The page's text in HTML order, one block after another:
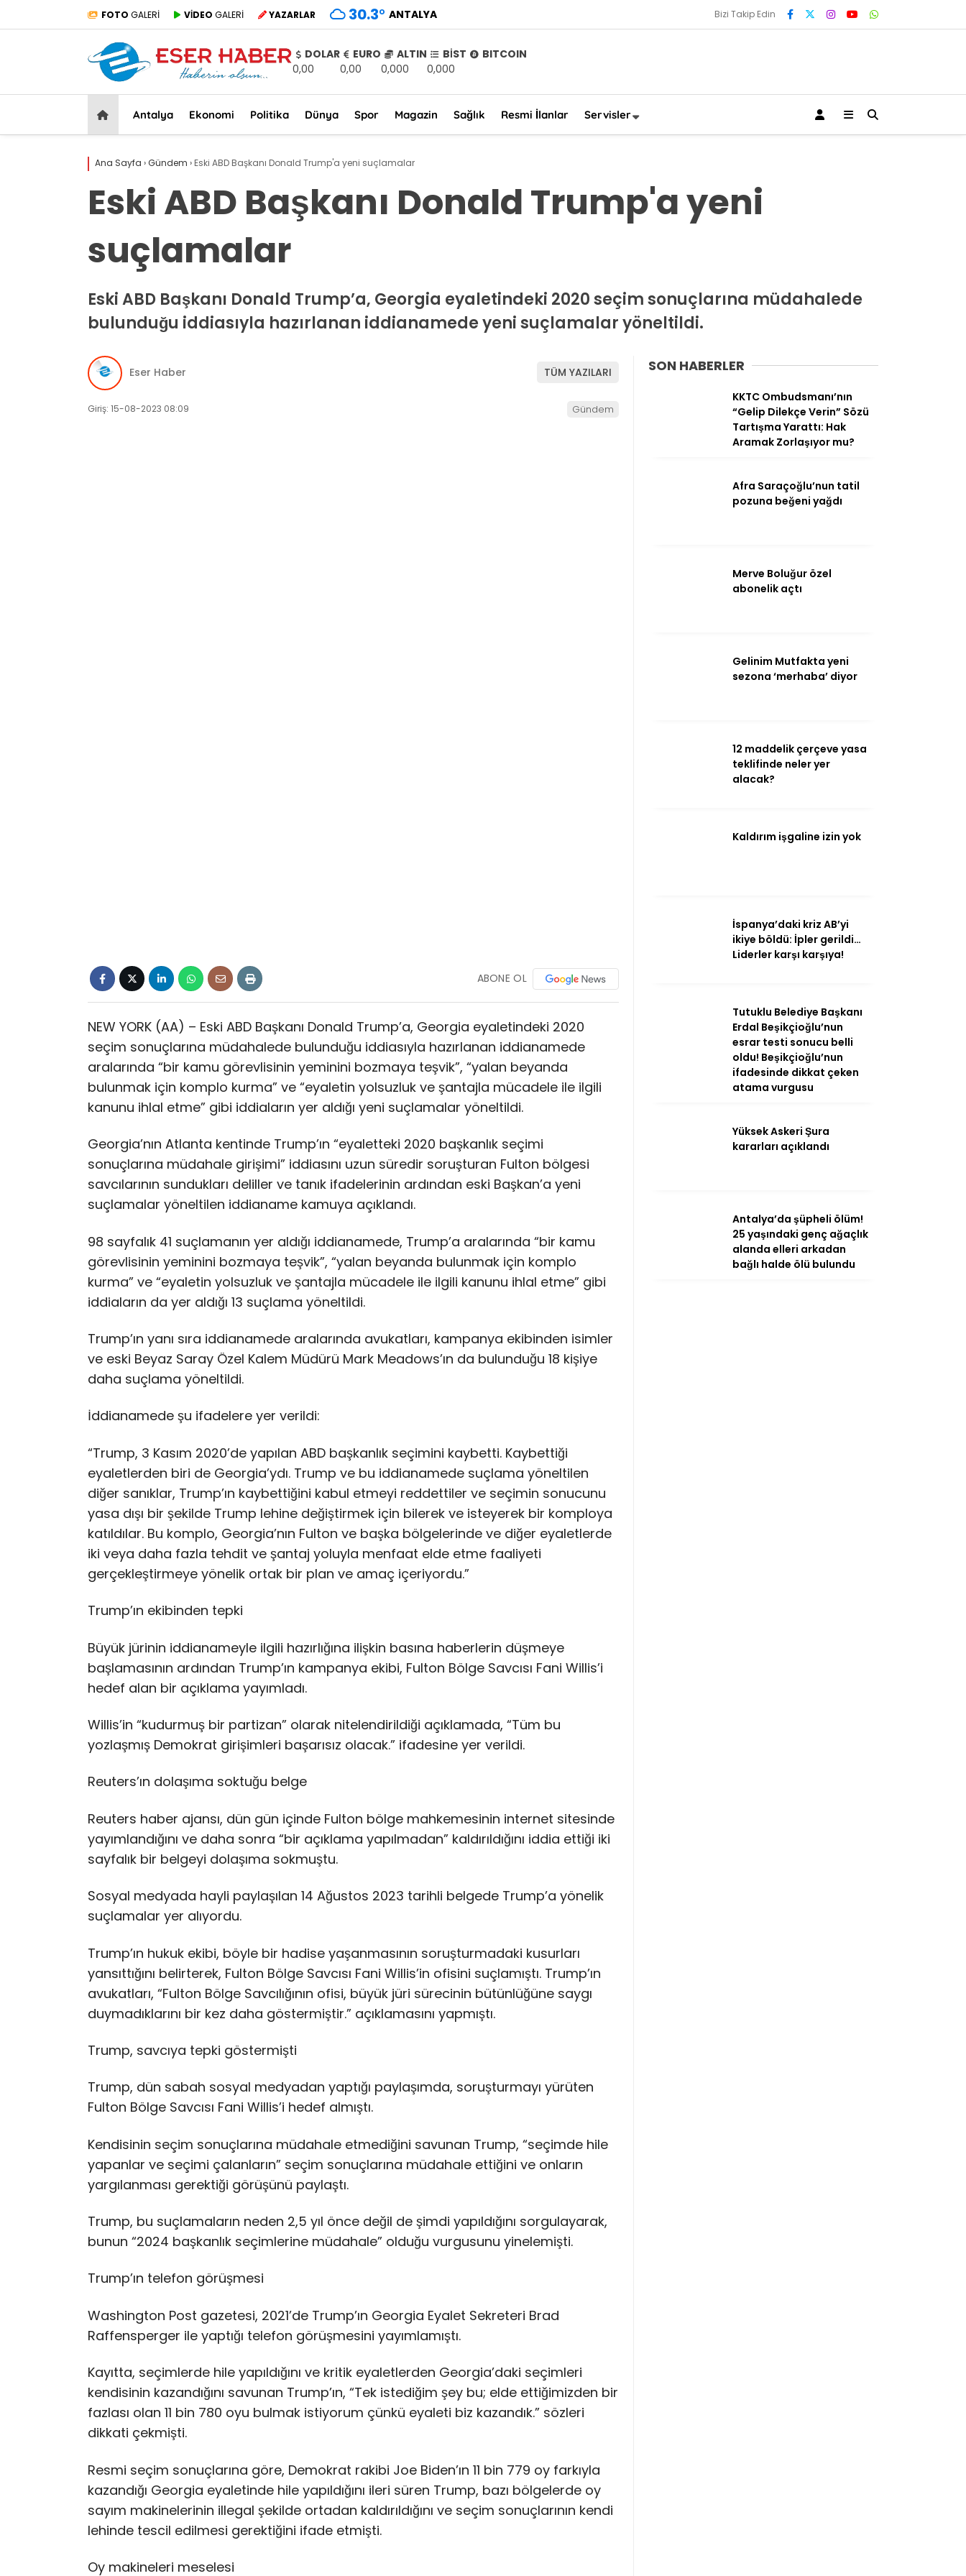
Dünya
Spor
Sağlık
Instagram
FOTO GALERİ VİDEO GALERİ YAZARLAR 30.3° ANTALYA Bizi Takip Edin
DOLAR
0,00
EURO
0,00
ALTIN
0,000
BİST
0,000
BITCOIN
Antalya Ekonomi Politika Dünya Spor Magazin Sağlık Resmi İlanlar Servisler
Ana Sayfa ›Gündem › Eski ABD Başkanı Donald Trump'a yeni suçlamalar
Eski ABD Başkanı Donald Trump'a yeni
suçlamalar
Eski ABD Başkanı Donald Trump’a, Georgia eyaletindeki 2020 seçim sonuçlarına müdahalede
bulunduğu iddiasıyla hazırlanan iddianamede yeni suçlamalar yöneltildi.
Eser Haber TÜM YAZILARI
Giriş: 15-08-2023 08:09 Gündem
ABONE OL
NEW YORK (AA) – Eski ABD Başkanı Donald Trump’a, Georgia eyaletindeki 2020
seçim sonuçlarına müdahalede bulunduğu iddiasıyla hazırlanan iddianamede
aralarında “bir kamu görevlisinin yeminini bozmaya teşvik”, “yalan beyanda
bulunmak için komplo kurma” ve “eyaletin yolsuzluk ve şantajla mücadele ile ilgili
kanunu ihlal etme” gibi iddiaların yer aldığı yeni suçlamalar yöneltildi.
Georgia’nın Atlanta kentinde Trump’ın “eyaletteki 2020 başkanlık seçimi
sonuçlarına müdahale girişimi” iddiasını uzun süredir soruşturan Fulton bölgesi
savcılarının sundukları deliller ve tanık ifadelerinin ardından eski Başkan’a yeni
suçlamalar yöneltilen iddianame kamuya açıklandı.
98 sayfalık 41 suçlamanın yer aldığı iddianamede, Trump’a aralarında “bir kamu
görevlisinin yeminini bozmaya teşvik”, “yalan beyanda bulunmak için komplo
kurma” ve “eyaletin yolsuzluk ve şantajla mücadele ile ilgili kanunu ihlal etme” gibi
iddiaların da yer aldığı 13 suçlama yöneltildi.
Trump’ın yanı sıra iddianamede aralarında avukatları, kampanya ekibinden isimler
ve eski Beyaz Saray Özel Kalem Müdürü Mark Meadows’ın da bulunduğu 18 kişiye
daha suçlama yöneltildi.
İddianamede şu ifadelere yer verildi:
“Trump, 3 Kasım 2020’de yapılan ABD başkanlık seçimini kaybetti. Kaybettiği
eyaletlerden biri de Georgia’ydı. Trump ve bu iddianamede suçlama yöneltilen
diğer sanıklar, Trump’ın kaybettiğini kabul etmeyi reddettiler ve seçimin sonucunu
yasa dışı bir şekilde Trump lehine değiştirmek için bilerek ve isteyerek bir komploya
katıldılar. Bu komplo, Georgia’nın Fulton ve başka bölgelerinde ve diğer eyaletlerde
iki veya daha fazla tehdit ve şantaj yoluyla menfaat elde etme faaliyeti
gerçekleştirmeye yönelik ortak bir plan ve amaç içeriyordu.”
Trump’ın ekibinden tepki
Büyük jürinin iddianameyle ilgili hazırlığına ilişkin basına haberlerin düşmeye
başlamasının ardından Trump’ın kampanya ekibi, Fulton Bölge Savcısı Fani Willis’i
hedef alan bir açıklama yayımladı.
Willis’in “kudurmuş bir partizan” olarak nitelendirildiği açıklamada, “Tüm bu
yozlaşmış Demokrat girişimleri başarısız olacak.” ifadesine yer verildi.
Reuters’ın dolaşıma soktuğu belge
Reuters haber ajansı, dün gün içinde Fulton bölge mahkemesinin internet sitesinde
yayımlandığını ve daha sonra “bir açıklama yapılmadan” kaldırıldığını iddia ettiği iki
sayfalık bir belgeyi dolaşıma sokmuştu.
Sosyal medyada hayli paylaşılan 14 Ağustos 2023 tarihli belgede Trump’a yönelik
suçlamalar yer alıyordu.
Trump’ın hukuk ekibi, böyle bir hadise yaşanmasının soruşturmadaki kusurları
yansıttığını belirterek, Fulton Bölge Savcısı Fani Willis’in ofisini suçlamıştı. Trump’ın
avukatları, “Fulton Bölge Savcılığının ofisi, büyük jüri sürecinin bütünlüğüne saygı
duymadıklarını bir kez daha göstermiştir.” açıklamasını yapmıştı.
Trump, savcıya tepki göstermişti
Trump, dün sabah sosyal medyadan yaptığı paylaşımda, soruşturmayı yürüten
Fulton Bölge Savcısı Fani Willis’i hedef almıştı.
Kendisinin seçim sonuçlarına müdahale etmediğini savunan Trump, “seçimde hile
yapanlar ve seçimi çalanların” seçim sonuçlarına müdahale ettiğini ve onların
yargılanması gerektiği görüşünü paylaştı.
Trump, bu suçlamaların neden 2,5 yıl önce değil de şimdi yapıldığını sorgulayarak,
bunun “2024 başkanlık seçimlerine müdahale” olduğu vurgusunu yinelemişti.
Trump’ın telefon görüşmesi
Washington Post gazetesi, 2021’de Trump’ın Georgia Eyalet Sekreteri Brad
Raffensperger ile yaptığı telefon görüşmesini yayımlamıştı.
Kayıtta, seçimlerde hile yapıldığını ve kritik eyaletlerden Georgia’daki seçimleri
kendisinin kazandığını savunan Trump’ın, “Tek istediğim şey bu; elde ettiğimizden bir
fazlası olan 11 bin 780 oyu bulmak istiyorum çünkü eyaleti biz kazandık.” sözleri
dikkati çekmişti.
Resmi seçim sonuçlarına göre, Demokrat rakibi Joe Biden’ın 11 bin 779 oy farkıyla
kazandığı Georgia eyaletinde hile yapıldığını ileri süren Trump, bazı bölgelerde oy
sayım makinelerinin illegal şekilde ortadan kaldırıldığını ve seçim sonuçlarının kendi
lehinde tescil edilmesi gerektiğini ifade etmişti.
Oy makineleri meselesi
SON HABERLER
KKTC Ombudsmanı’nın
“Gelip Dilekçe Verin” Sözü
Tartışma Yarattı: Hak
Aramak Zorlaşıyor mu?
Afra Saraçoğlu’nun tatil
pozuna beğeni yağdı
Merve Boluğur özel
abonelik açtı
Gelinim Mutfakta yeni
sezona ‘merhaba’ diyor
12 maddelik çerçeve yasa
teklifinde neler yer
alacak?
Kaldırım işgaline izin yok
İspanya’daki kriz AB’yi
ikiye böldü: İpler gerildi…
Liderler karşı karşıya!
Tutuklu Belediye Başkanı
Erdal Beşikçioğlu’nun
esrar testi sonucu belli
oldu! Beşikçioğlu’nun
ifadesinde dikkat çeken
atama vurgusu
Yüksek Askeri Şura
kararları açıklandı
Antalya’da şüpheli ölüm!
25 yaşındaki genç ağaçlık
alanda elleri arkadan
bağlı halde ölü bulundu